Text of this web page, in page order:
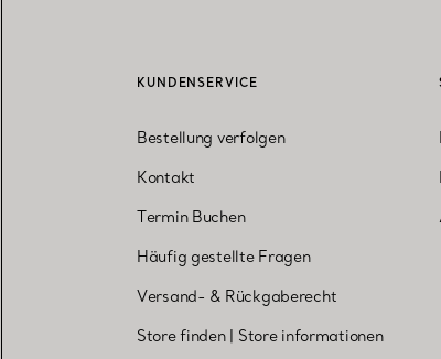
KUNDENSERVICE
Bestellung verfolgen
Kontakt
Termin Buchen
Häufig gestellte Fragen
Versand- & Rückgaberecht
Store finden| Store informationen